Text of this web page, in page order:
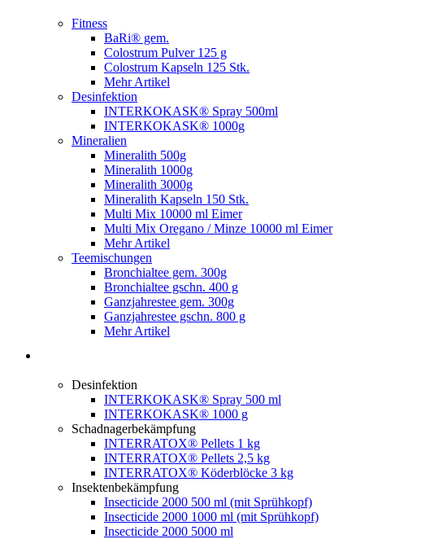
Fitness
BaRi® gem.
Colostrum Pulver 125 g
Colostrum Kapseln 125 Stk.
Mehr Artikel
Desinfektion
INTERKOKASK® Spray 500ml
INTERKOKASK® 1000g
Mineralien
Mineralith 500g
Mineralith 1000g
Mineralith 3000g
Mineralith Kapseln 150 Stk.
Multi Mix 10000 ml Eimer
Multi Mix Oregano / Minze 10000 ml Eimer
Mehr Artikel
Teemischungen
Bronchialtee gem. 300g
Bronchialtee gschn. 400 g
Ganzjahrestee gem. 300g
Ganzjahrestee gschn. 800 g
Mehr Artikel
Desinfektion
INTERKOKASK® Spray 500 ml
INTERKOKASK® 1000 g
Schadnagerbekämpfung
INTERRATOX® Pellets 1 kg
INTERRATOX® Pellets 2,5 kg
INTERRATOX® Köderblöcke 3 kg
Insektenbekämpfung
Insecticide 2000 500 ml (mit Sprühkopf)
Insecticide 2000 1000 ml (mit Sprühkopf)
Insecticide 2000 5000 ml